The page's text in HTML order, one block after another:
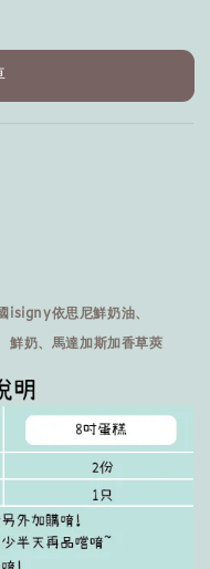
isigny依思尼鮮奶油、
鮮奶、馬達加斯加香草莢